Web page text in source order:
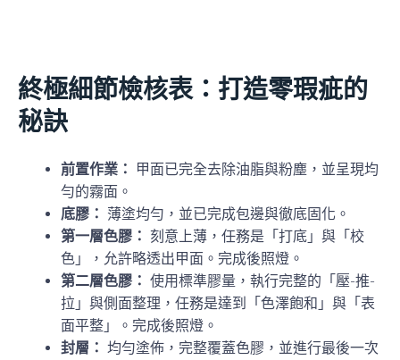
終極細節檢核表：打造零瑕疵的
秘訣
前置作業：
甲面已完全去除油脂與粉塵，並呈現均
勻的霧面。
底膠： 薄塗均勻，並已完成包邊與徹底固化。
第一層色膠： 刻意上薄，任務是「打底」與「校
色」，允許略透出甲面。完成後照燈。
第二層色膠： 使用標準膠量，執行完整的「壓-推-
拉」與側面整理，任務是達到「色澤飽和」與「表
面平整」。完成後照燈。
封層： 均勻塗佈，完整覆蓋色膠，並進行最後一次